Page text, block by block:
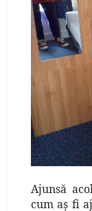
Ajunsă
cum aş fi